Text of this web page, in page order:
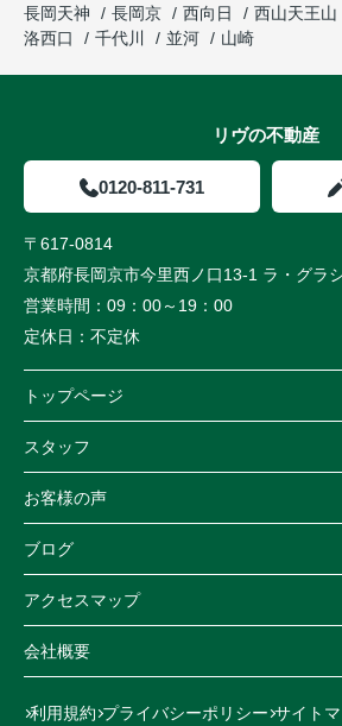
長岡天神
長岡京 西向日 西山天王山
洛西口
千代川 並河 山崎
リヴの不動産
0120-811-731
〒617-0814
京都府長岡京市今里西ノ口13-1 ラ・グラ
営業時間： 09：00～19：00
定休日： 不定休
トップページ
スタッフ
お客様の声
ブログ
アクセスマップ
会社概要
利用規約 プライバシーポリシー サイト